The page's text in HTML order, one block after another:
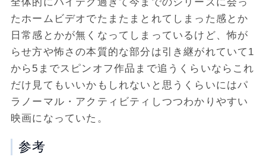
全体的にハイテク過ぎて今までのシリーズに会っ
たホームビデオでたまたまとれてしまった感とか
日常感とかが無くなってしまっているけど、怖が
らせ方や怖さの本質的な部分は引き継がれていて1
から5までスピンオフ作品まで追うくらいならこれ
だけ見てもいいかもしれないと思うくらいにはパ
ラノーマル・アクティビティしつつわかりやすい
映画になっていた。
参考